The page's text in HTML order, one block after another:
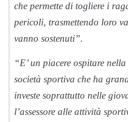
che permette di togliere i
pericoli, trasmettendo loro
vanno sostenuti”.
“E’ un piacere ospitare
società sportiva che ha
investe soprattutto nelle
l’assessore alle attività